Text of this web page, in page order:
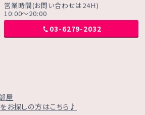
営業時間(お問い合わせは24Ｈ)
10:00～20:00
03-6279-2032
屋
お探しの方はこちら♪